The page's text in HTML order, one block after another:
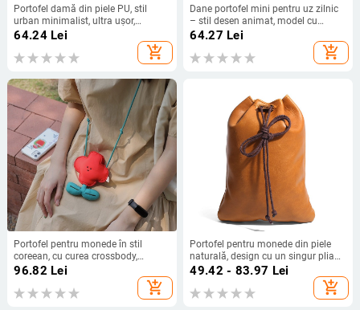
Portofel damă din piele PU, stil
urban minimalist, ultra ușor,
capacitate extinsă
64.24Lei
add_shopping_cart
Dane portofel mini pentru uz zilnic
– stil desen animat, model cu
animale, piele PU, căptușeală
poliester-bumbac, ușor, durabil, anti-
furt, extensibil, potrivit pentru
64.27 Lei
add_shopping_cart
Portofel pentru monede în stil
coreean, cu curea crossbody,
brodat, poliester, 1 pli
96.82 Lei
add_shopping_cart
Portofel pentru monede din piele
naturală, design cu un singur pliant,
exterior din piele de vițel de înaltă
calitate și căptușeală din piele,
unisex
49.42 - 83.97 Lei
add_shopping_cart